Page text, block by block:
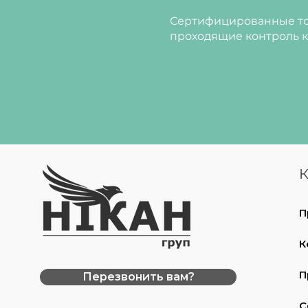
Сертифицированные
проходящие контроль
Перезвонить вам?